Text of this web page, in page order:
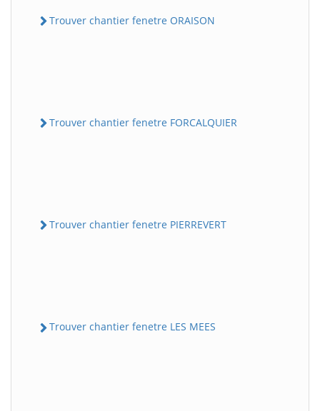
Trouver chantier fenetre ORAISON
Trouver chantier fenetre FORCALQUIER
Trouver chantier fenetre PIERREVERT
Trouver chantier fenetre LES MEES